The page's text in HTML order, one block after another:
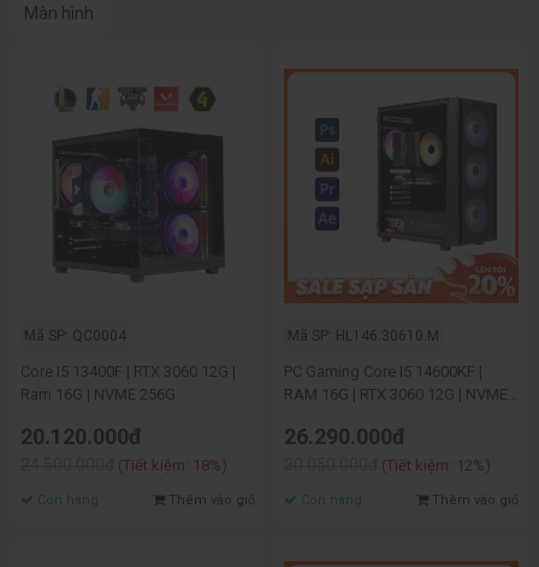
Màn hình
Mã SP: QC0004
Core I5 13400F | RTX 3060 12G |
Ram 16G | NVME 256G
20.120.000đ
(Tiết kiệm: 18%)
Còn hàng Thêm vào giỏ
Mã SP: HL146.30610.M
PC Gaming Core I5 14600KF |
RAM 16G | RTX 3060 12G | NVME
26.290.000đ
(Tiết kiệm: 12%)
Còn hàng Thêm vào giỏ